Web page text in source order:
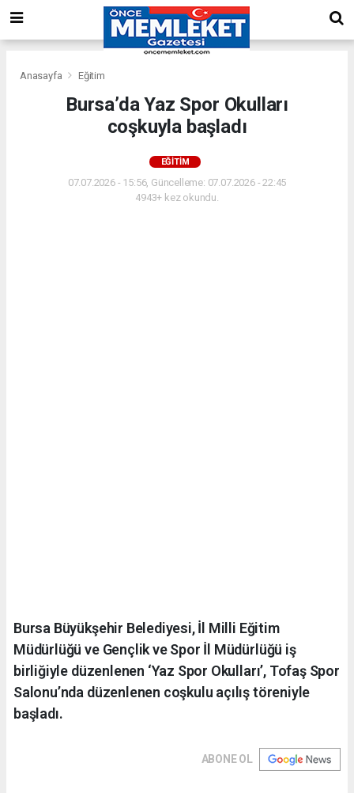
Anasayfa Eğitim
Bursa’da Yaz Spor Okulları
coşkuyla başladı
EĞITIM
07.07.2026 - 15:56, Güncelleme: 07.07.2026 - 22:45
4943+ kez okundu.
Bursa Büyükşehir Belediyesi, İl Milli Eğitim
Müdürlüğü ve Gençlik ve Spor İl Müdürlüğü iş
birliğiyle düzenlenen ‘Yaz Spor Okulları’, Tofaş Spor
Salonu’nda düzenlenen coşkulu açılış töreniyle
başladı.
ABONE OL